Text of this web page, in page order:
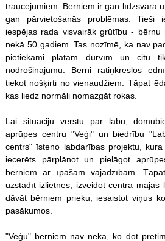
traucējumiem. Bērniem ir gan līdzsvara
gan pārvietošanās problēmas. Tieši
iespējas rada visvairāk grūtību - bērnu
nekā 50 gadiem. Tas nozīmē, ka nav
pietiekami platām durvīm un citu
nodrošinājumu. Bērni ratiņkrēslos
tiekot nošķirti no vienaudžiem. Tāpat
kas liedz normāli nomazgāt rokas.
Lai situāciju vērstu par labu,
aprūpes centru "Veģi" un biedrību
centrs" īsteno labdarības projektu,
iecerēts pārplānot un pielāgot
bērniem ar īpašām vajadzībām.
uzstādīt izlietnes, izveidot centra mājas
dāvāt bērniem prieku, iesaistot viņus
pasākumos.
"Veģu" bērniem nav nekā, ko dot